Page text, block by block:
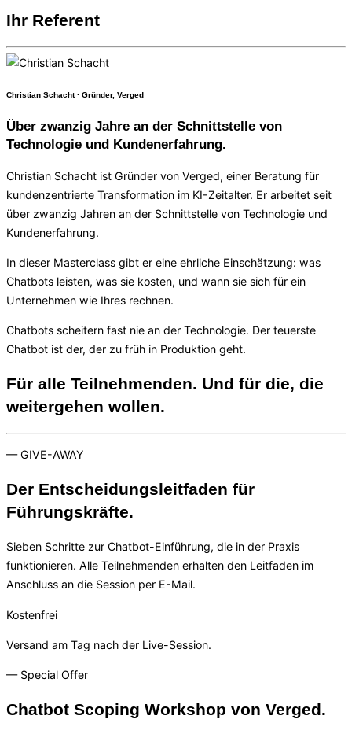
Ihr Referent
Christian Schacht · Gründer, Verged
Über zwanzig Jahre an der Schnittstelle von
Technologie und Kundenerfahrung.
Christian Schacht ist Gründer von Verged, einer Beratung für
kundenzentrierte Transformation im KI-Zeitalter. Er arbeitet seit
über zwanzig Jahren an der Schnittstelle von Technologie und
Kundenerfahrung.
In dieser Masterclass gibt er eine ehrliche Einschätzung: was
Chatbots leisten, was sie kosten, und wann sie sich für ein
Unternehmen wie Ihres rechnen.
Chatbots scheitern fast nie an der Technologie. Der teuerste
Chatbot ist der, der zu früh in Produktion geht.
Für alle Teilnehmenden. Und für die, die
weitergehen wollen.
— GIVE-AWAY
Der Entscheidungsleitfaden für
Führungskräfte.
Sieben Schritte zur Chatbot-Einführung, die in der Praxis
funktionieren. Alle Teilnehmenden erhalten den Leitfaden im
Anschluss an die Session per E-Mail.
Kostenfrei
Versand am Tag nach der Live-Session.
— Special Offer
Chatbot Scoping Workshop von Verged.